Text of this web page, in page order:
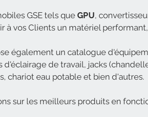
GSE tels que GPU,
à vos Clients un matériel
également un catalogue
de travail, jacks
chariot eau potable et bien d'autres.
sur les meilleurs produits en